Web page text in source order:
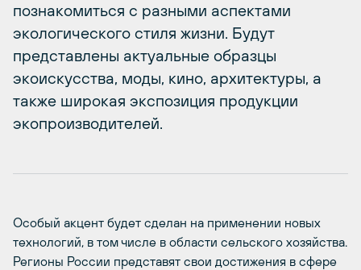
познакомиться с разными аспектами
экологического стиля жизни. Будут
представлены актуальные образцы
экоискусства, моды, кино, архитектуры, а
также широкая экспозиция продукции
экопроизводителей.
Особый акцент будет сделан на применении новых
технологий, в том числе в области сельского хозяйства.
Регионы России представят свои достижения в сфере